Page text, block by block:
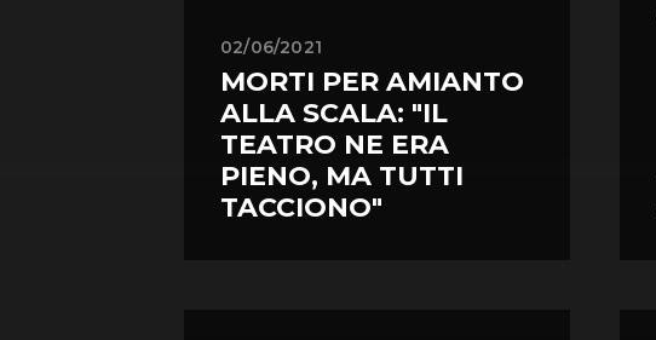
02/06/2021
MORTI PER AMIANTO
ALLA SCALA: "IL
TEATRO NE ERA
PIENO, MA TUTTI
TACCIONO"